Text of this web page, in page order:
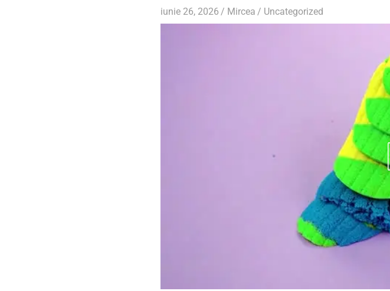
iunie 26, 2026 Mircea Uncategorized